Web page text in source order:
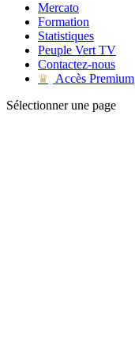
Mercato
Formation
Statistiques
Peuple Vert TV
Contactez-nous
♛
Accès Premium
Sélectionner une page